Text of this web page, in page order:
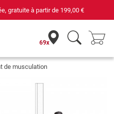
gratuite à partir de 199,00 €
69x
de musculation